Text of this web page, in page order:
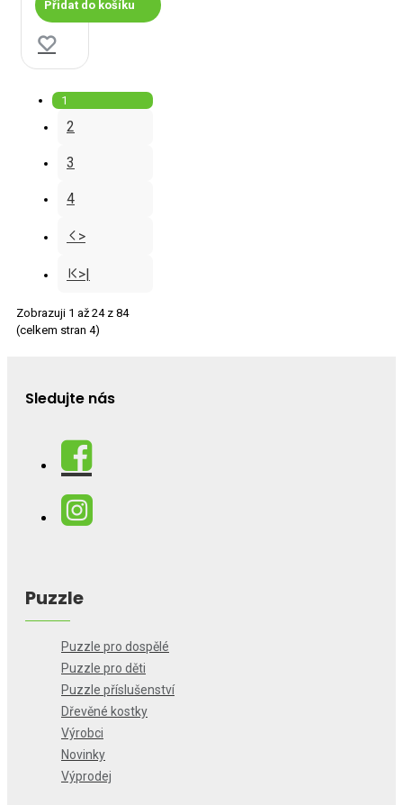
Přidat do košíku
1
2
3
4
>
>|
Zobrazuji 1 až 24 z 84
(celkem stran 4)
Sledujte nás
Puzzle
Puzzle pro dospělé
Puzzle pro děti
Puzzle příslušenství
Dřevěné kostky
Výrobci
Novinky
Výprodej